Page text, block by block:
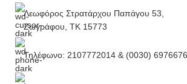
Λεωφόρος Στρατάρχου Παπάγου 53,
Ζωγράφου, ΤΚ 15773
Τηλέφωνο: 2107772014 & (0030)